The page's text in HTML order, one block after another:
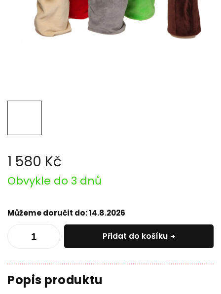
1 580 Kč
Měrná
cena:
Obvykle do 3 dnů
Můžeme doručit do:14.8.2026
Přidat do košíku